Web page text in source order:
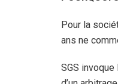
Pour la
ans ne
SGS